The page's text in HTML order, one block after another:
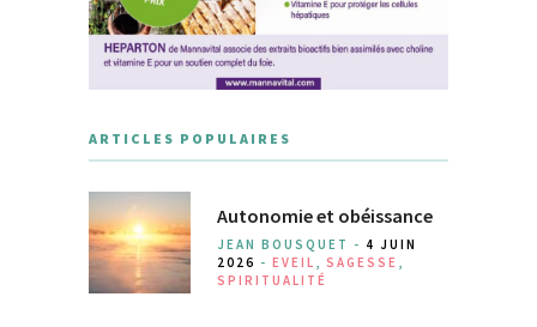
ARTICLES POPULAIRES
Autonomie et obéissance
JEAN BOUSQUET - 4 JUIN
2026 - EVEIL , SAGESSE ,
SPIRITUALITÉ